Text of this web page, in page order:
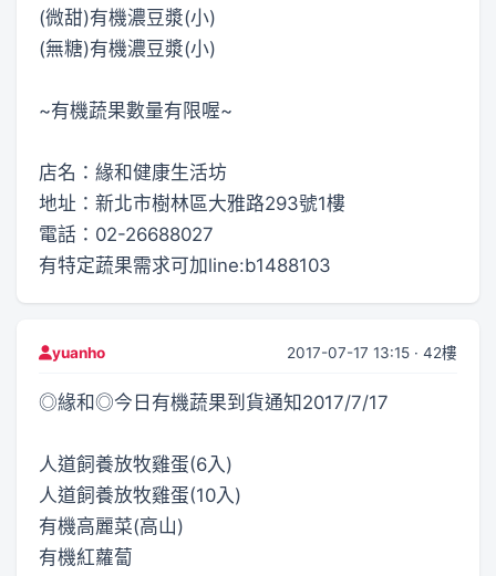
(微甜)有機濃豆漿(小)
(無糖)有機濃豆漿(小)
~有機蔬果數量有限喔~
店名：緣和健康生活坊
地址：新北市樹林區大雅路293號1樓
電話：02-26688027
有特定蔬果需求可加line:b1488103
yuanho 2017-07-17 13:15 · 42樓
◎緣和◎今日有機蔬果到貨通知2017/7/17
人道飼養放牧雞蛋(6入)
人道飼養放牧雞蛋(10入)
有機高麗菜(高山)
有機紅蘿蔔